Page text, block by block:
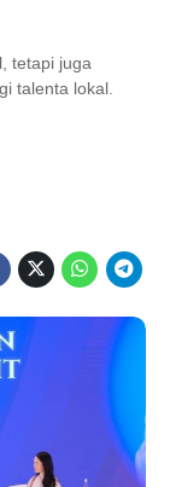
tetapi juga
talenta lokal.